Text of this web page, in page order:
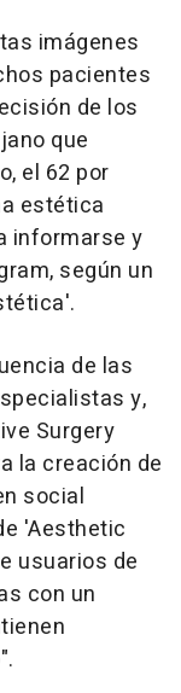
imágenes
pacientes
de los
que
el 62 por
estética
informarse y
según un
de las
y,
Surgery
la creación de
social
'Aesthetic
usuarios de
con un